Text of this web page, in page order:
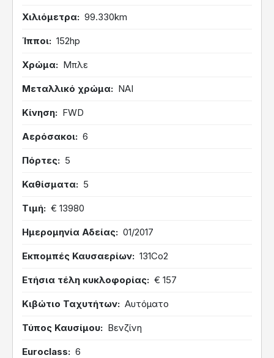
Χιλιόμετρα 99.330km
Ίπποι 152hp
Χρώμα Μπλε
Μεταλλικό χρώμα ΝΑΙ
Κίνηση FWD
Αερόσακοι 6
Πόρτες 5
Καθίσματα 5
Τιμή € 13980
Ημερομηνία Αδείας 01/2017
Εκπομπές Καυσαερίων 131Co2
Ετήσια τέλη κυκλοφορίας € 157
Κιβώτιο Ταχυτήτων Αυτόματο
Τύπος Καυσίμου Βενζίνη
Euroclass 6